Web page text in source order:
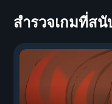
สำรวจเกมที่ส